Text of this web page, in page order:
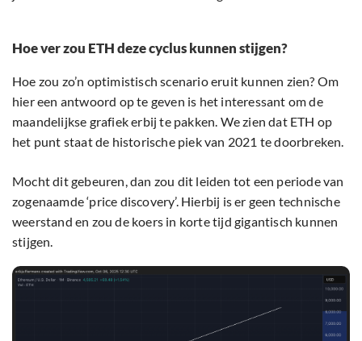
Hoe ver zou ETH deze cyclus kunnen stijgen?
Hoe zou zo’n optimistisch scenario eruit kunnen zien? Om
hier een antwoord op te geven is het interessant om de
maandelijkse grafiek erbij te pakken. We zien dat ETH op
het punt staat de historische piek van 2021 te doorbreken.
Mocht dit gebeuren, dan zou dit leiden tot een periode van
zogenaamde ‘price discovery’. Hierbij is er geen technische
weerstand en zou de koers in korte tijd gigantisch kunnen
stijgen.